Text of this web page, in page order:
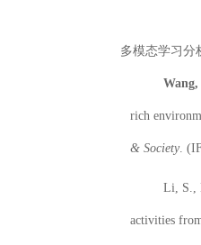
多模态学习分
Wang,
rich
& Society.
Li, S.,
activities